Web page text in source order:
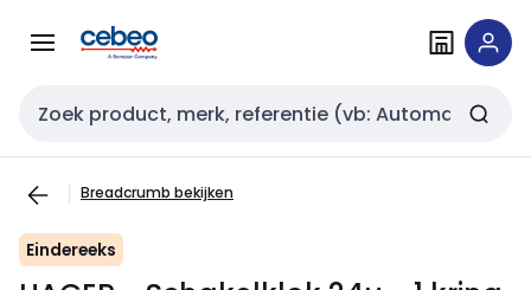
naar
naar
Zoekveld invoer
Breadcrumb bekijken
Eindereeks